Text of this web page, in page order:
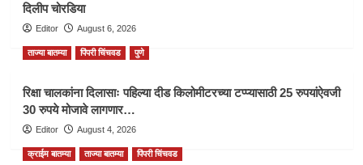
दिलीप चोरडिया
Editor August 6, 2026
ताज्या बातम्या पिंपरी चिंचवड पुणे
रिक्षा चालकांना दिलासाः पहिल्या दीड किलोमीटरच्या टप्प्यासाठी 25 रुपयांऐवजी
30 रुपये मोजावे लागणार…
Editor August 4, 2026
क्राईम बातम्या ताज्या बातम्या पिंपरी चिंचवड